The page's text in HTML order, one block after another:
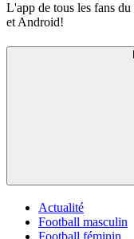
L'app de tous les fans
et Android!
Actualité
Football masculin
Football féminin